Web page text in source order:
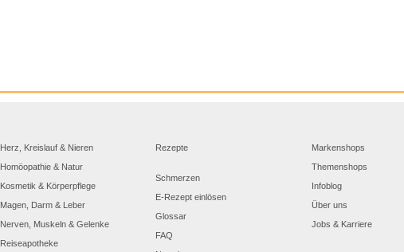
Herz, Kreislauf & Nieren
Homöopathie & Natur
Kosmetik & Körperpflege
Magen, Darm & Leber
Nerven, Muskeln & Gelenke
Reiseapotheke
Rezepte
Schmerzen
E-Rezept einlösen
Glossar
FAQ
Markenshops
Themenshops
Infoblog
Über uns
Jobs & Karriere